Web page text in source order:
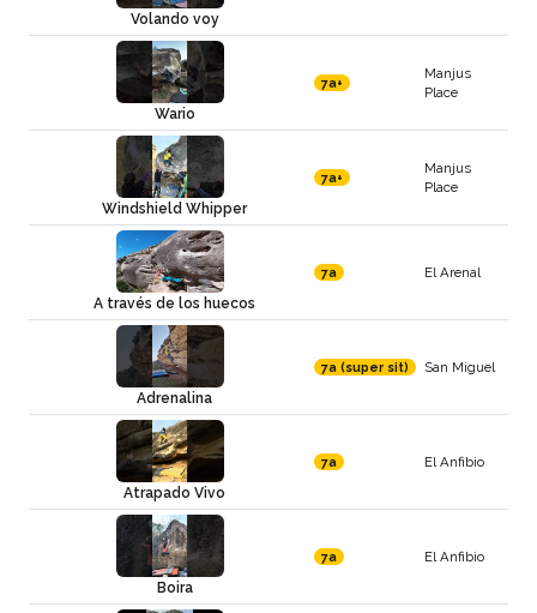
Volando voy
Wario
7a+
Manjus
Place
Windshield Whipper
7a+
Manjus
Place
A través de los huecos
7a El Arenal
Adrenalina
7a (super sit) San Miguel
Atrapado Vivo
7a El Anfibio
Boira
7a El Anfibio